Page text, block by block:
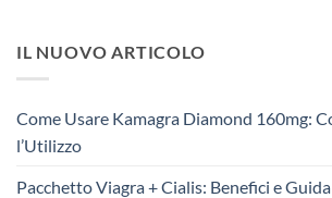
IL NUOVO ARTICOLO
Come Usare Kamagra Diamond 160mg:
l’Utilizzo
Pacchetto Viagra + Cialis: Benefici e